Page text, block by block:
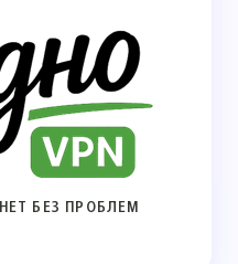
БЕЗ ПРОБЛЕМ